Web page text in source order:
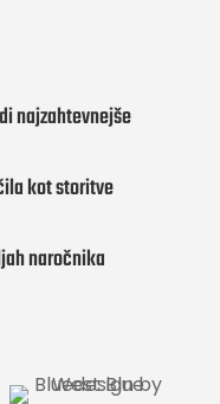
najzahtevnejše
kot storitve
naročnika